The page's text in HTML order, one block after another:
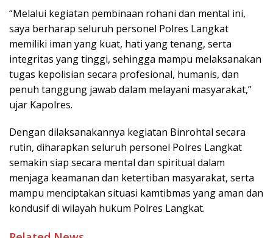
“Melalui kegiatan pembinaan rohani dan mental ini,
saya berharap seluruh personel Polres Langkat
memiliki iman yang kuat, hati yang tenang, serta
integritas yang tinggi, sehingga mampu melaksanakan
tugas kepolisian secara profesional, humanis, dan
penuh tanggung jawab dalam melayani masyarakat,”
ujar Kapolres.
Dengan dilaksanakannya kegiatan Binrohtal secara
rutin, diharapkan seluruh personel Polres Langkat
semakin siap secara mental dan spiritual dalam
menjaga keamanan dan ketertiban masyarakat, serta
mampu menciptakan situasi kamtibmas yang aman dan
kondusif di wilayah hukum Polres Langkat.